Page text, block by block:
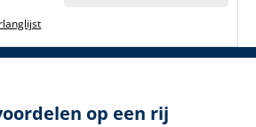
op een rij